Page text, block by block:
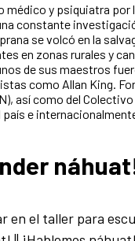
médico y psiquiatra por
constante
se volcó en la
en zonas rurales y
de sus maestros
como Allan King.
así como del
país e
en el taller para